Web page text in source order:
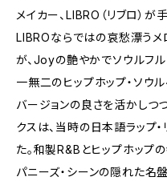
メイカー、LIBRO（リブロ）
LIBROならではの哀愁漂うメ
が、Joyの艶やかでソウルフ
一無二のヒップホップ・ソウ
バージョンの良さを活かしつ
クスは、当時の日本語ラップ
た。和製R&Bとヒップホップ
パニーズ・シーンの隠れた名盤